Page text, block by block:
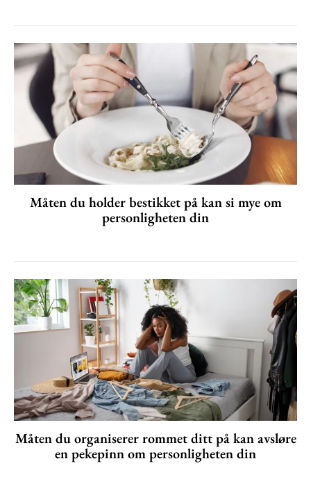
Måten du holder bestikket på kan si mye om
personligheten din
Måten du organiserer rommet ditt på kan avsløre
en pekepinn om personligheten din